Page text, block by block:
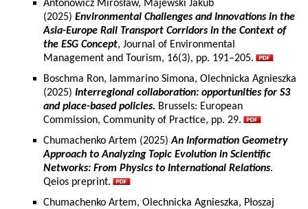
Antonowicz Mirosław, Majewski Jakub
(2025) Environmental Challenges and Innovations in the
Asia-Europe Rail Transport Corridors in the Context of
the ESG Concept, Journal of Environmental
Management and Tourism, 16(3), pp. 191–205.
Boschma Ron, Iammarino Simona, Olechnicka Agnieszka
(2025) Interregional collaboration: opportunities for S3
and place-based policies. Brussels: European
Commission, Community of Practice, pp. 29.
Chumachenko Artem (2025)An Information Geometry
Approach to Analyzing Topic Evolution in Scientific
Networks: From Physics to International Relations.
Qeios preprint.
Chumachenko Artem, Olechnicka Agnieszka, Płoszaj